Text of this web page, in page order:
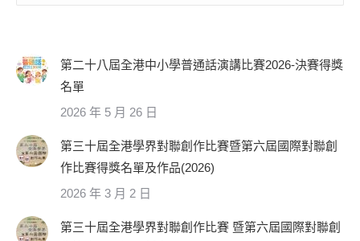
第二十八屆全港中小學普通話演講比賽2026-決賽得獎
名單
2026 年 5 月 26 日
第三十屆全港學界對聯創作比賽暨第六屆國際對聯創
作比賽得獎名單及作品(2026)
2026 年 3 月 2 日
第三十屆全港學界對聯創作比賽 暨第六屆國際對聯創